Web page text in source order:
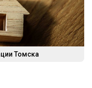
Томска